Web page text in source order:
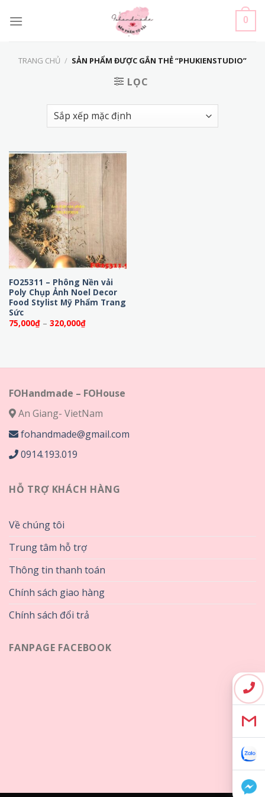
0
TRANG CHỦ / SẢN PHẨM ĐƯỢC GẮN THẺ “PHUKIENSTUDIO”
LỌC
FO25311 – Phông Nền vải
Poly Chụp Ảnh Noel Decor
Food Stylist Mỹ Phẩm Trang
Sức
75,000₫ – 320,000₫Khoảng
giá:
FOHandmade – FOHouse
An Giang- VietNam
fohandmade@gmail.com
0914.193.019
HỖ TRỢ KHÁCH HÀNG
Về chúng tôi
Trung tâm hỗ trợ
Thông tin thanh toán
Chính sách giao hàng
Chính sách đổi trả
FANPAGE FACEBOOK